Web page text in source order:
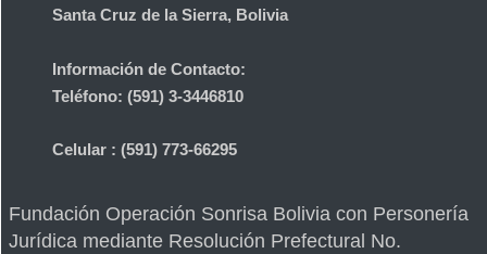
Santa Cruz de la Sierra, Bolivia
Información de Contacto:
Teléfono: (591) 3-3446810
Celular : (591) 773-66295
Fundación Operación Sonrisa Bolivia con Personería
Jurídica mediante Resolución Prefectural No.